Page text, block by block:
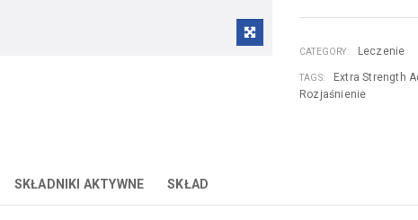
CATEGORY: Leczenie
TAGS: Extra Strength
Rozjaśnienie
SKŁADNIKI AKTYWNE SKŁAD